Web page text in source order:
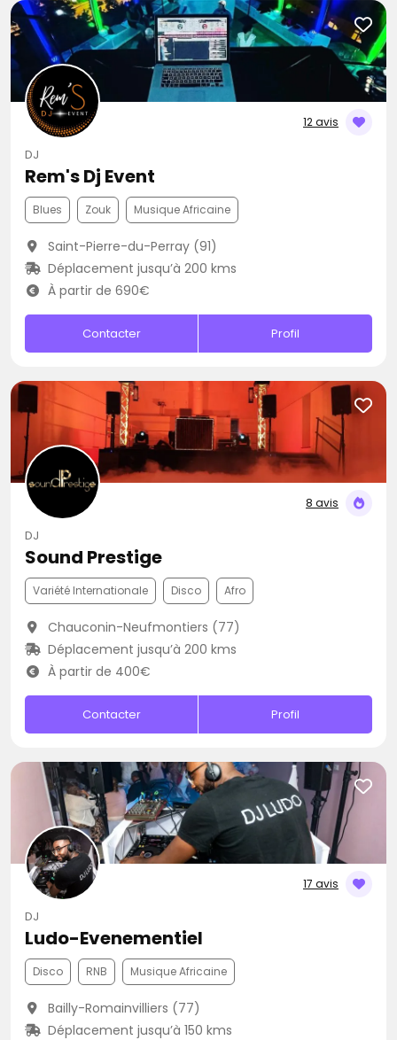
12 avis
DJ
Rem's Dj Event
Blues Zouk Musique Africaine
Saint-Pierre-du-Perray (91)
Déplacement jusqu’à 200 kms
À partir de 690€
Contacter Profil
8 avis
DJ
Sound Prestige
Variété Internationale Disco Afro
Chauconin-Neufmontiers (77)
Déplacement jusqu’à 200 kms
À partir de 400€
Contacter Profil
17 avis
DJ
Ludo-Evenementiel
Disco RNB Musique Africaine
Bailly-Romainvilliers (77)
Déplacement jusqu’à 150 kms